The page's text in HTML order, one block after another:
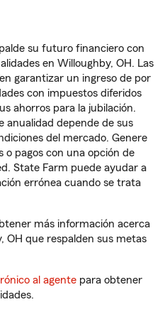
su futuro financiero con
en Willoughby, OH. Las
garantizar un ingreso de por
con impuestos diferidos
ahorros para la jubilación.
anualidad depende de sus
del mercado. Genere
pagos con una opción de
State Farm puede ayudar a
errónea cuando se trata
más información acerca
OH que respalden sus metas
al agente para obtener